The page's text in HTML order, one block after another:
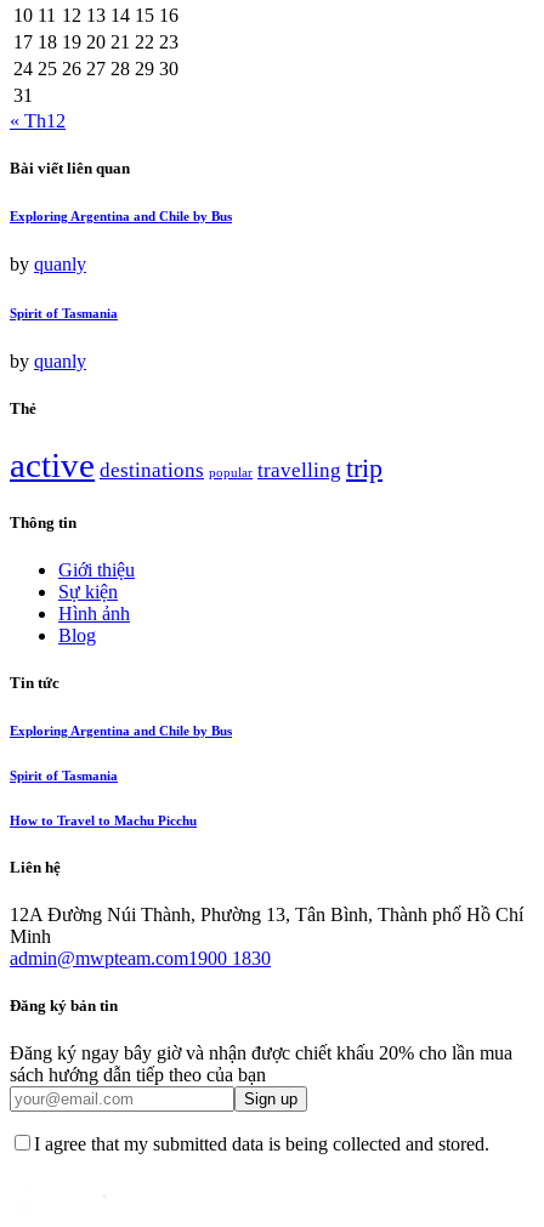
10 11 12 13 14 15 16
17 18 19 20 21 22 23
24 25 26 27 28 29 30
31
« Th12
Bài viết liên quan
Exploring Argentina and Chile by Bus
by quanly
Spirit of Tasmania
by quanly
Thẻ
active destinations popular travelling trip
Thông tin
Giới thiệu
Sự kiện
Hình ảnh
Blog
Tin tức
Exploring Argentina and Chile by Bus
Spirit of Tasmania
How to Travel to Machu Picchu
Liên hệ
12A Đường Núi Thành, Phường 13, Tân Bình, Thành phố Hồ Chí
Minh
admin@mwpteam.com1900 1830
Đăng ký bản tin
Đăng ký ngay bây giờ và nhận được chiết khấu 20% cho lần mua
sách hướng dẫn tiếp theo của bạn
Sign up
I agree that my submitted data is being collected and stored.